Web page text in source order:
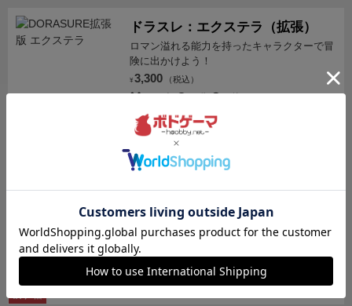
ドラスレ：エクステラ（拡張）
ロマン溢れる能力を持ったキャラクターで冒
険に出かけよう！
¥ 3,300 （税込）
カートに追加する
「DORASURE」の拡張セット...
¥ 3,300（税込）
カートに追加する